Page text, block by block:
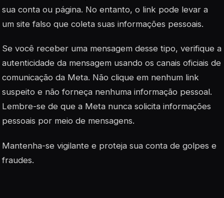
sua conta ou página. No entanto, o link pode levar a
um site falso que coleta suas informações pessoais.
Se você receber uma mensagem desse tipo, verifique a
autenticidade da mensagem usando os canais oficiais de
comunicação da Meta. Não clique em nenhum link
suspeito e não forneça nenhuma informação pessoal.
Lembre-se de que a Meta nunca solicita informações
pessoais por meio de mensagens.
Mantenha-se vigilante e proteja sua conta de golpes e
fraudes.